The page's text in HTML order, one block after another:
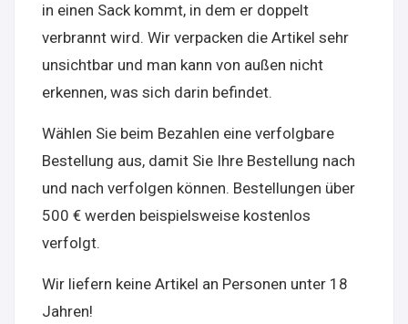
in einen Sack kommt, in dem er doppelt
verbrannt wird. Wir verpacken die Artikel sehr
unsichtbar und man kann von außen nicht
erkennen, was sich darin befindet.
Wählen Sie beim Bezahlen eine verfolgbare
Bestellung aus, damit Sie Ihre Bestellung nach
und nach verfolgen können. Bestellungen über
500 € werden beispielsweise kostenlos
verfolgt.
Wir liefern keine Artikel an Personen unter 18
Jahren!